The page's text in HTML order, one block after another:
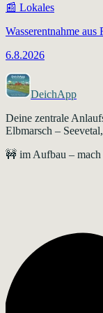
📰 Lokales
Wasserentnahme aus
6.8.2026
DeichApp
Deine zentrale
Elbmarsch –
🚧 im Aufbau –